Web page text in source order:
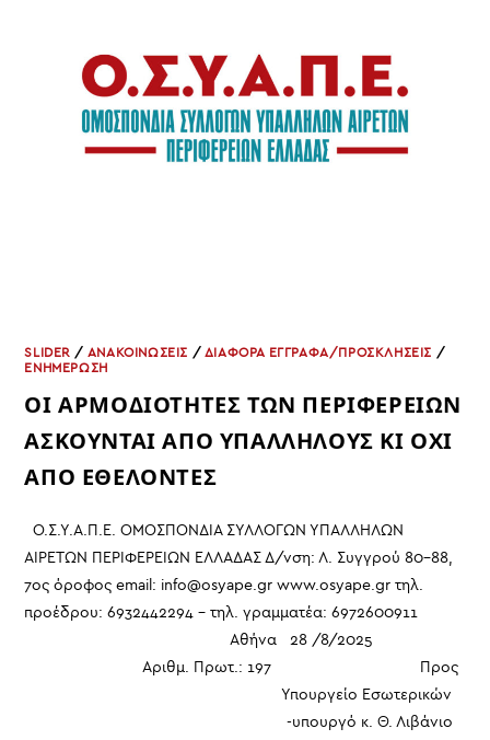
ΠΕΡΊ
ΕΞΑΊΡΕΣΗΣ
ΔΙΚΑΙΟΎΧΩΝ
ΜΈΣΩΝ
ΑΤΟΜΙΚΉΣ
ΠΡΟΣΤΑΣΊΑΣ
SLIDER / ΑΝΑΚΟΙΝΩΣΕΙΣ / ΔΙΑΦΟΡΑ ΕΓΓΡΑΦΑ/ΠΡΟΣΚΛΗΣΕΙΣ /
ΕΝΗΜΕΡΩΣΗ
ΟΙ ΑΡΜΟΔΙΟΤΗΤΕΣ ΤΩΝ ΠΕΡΙΦΕΡΕΙΩΝ
ΑΣΚΟΥΝΤΑΙ ΑΠΟ ΥΠΑΛΛΗΛΟΥΣ ΚΙ ΟΧΙ
ΑΠΟ ΕΘΕΛΟΝΤΕΣ
Ο.Σ.Υ.Α.Π.Ε. ΟΜΟΣΠΟΝΔΙΑ ΣΥΛΛΟΓΩΝ ΥΠΑΛΛΗΛΩΝ
ΑΙΡΕΤΩΝ ΠΕΡΙΦΕΡΕΙΩΝ ΕΛΛΑΔΑΣ Δ/νση: Λ. Συγγρού 80-88,
7ος όροφος email: info@osyape.gr www.osyape.gr τηλ.
προέδρου: 6932442294 – τηλ. γραμματέα: 6972600911
Αθήνα 28 /8/2025
Αριθμ. Πρωτ.: 197 Προς
Υπουργείο Εσωτερικών
-υπουργό κ. Θ. Λιβάνιο